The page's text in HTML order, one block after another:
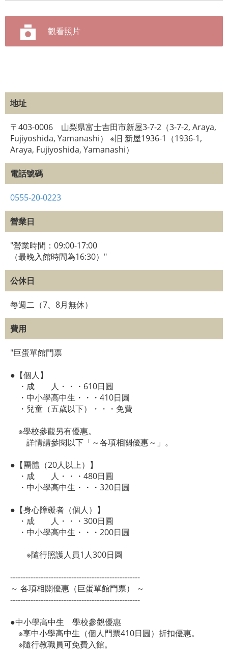
觀看照片
地址
〒403-0006 山梨県富士吉田市新屋3-7-2（3-7-2, Araya,
Fujiyoshida, Yamanashi） ※旧 新屋1936-1（1936-1,
Araya, Fujiyoshida, Yamanashi）
電話號碼
0555-20-0223
營業日
"營業時間：09:00-17:00
（最晚入館時間為16:30）"
公休日
每週二（7、8月無休）
費用
"巨蛋單館門票
●【個人】
・成 人・・・610日圓
・中小學高中生・・・410日圓
・兒童（五歲以下）・・・免費
※學校參觀另有優惠。
詳情請參閱以下「～各項相關優惠～」。
●【團體（20人以上）】
・成 人・・・480日圓
・中小學高中生・・・320日圓
●【身心障礙者（個人）】
・成 人・・・300日圓
・中小學高中生・・・200日圓
※隨行照護人員1人300日圓
---------------------------------------------------
～ 各項相關優惠（巨蛋單館門票） ～
---------------------------------------------------
●中小學高中生 學校參觀優惠
※享中小學高中生（個人門票410日圓）折扣優惠。
※隨行教職員可免費入館。